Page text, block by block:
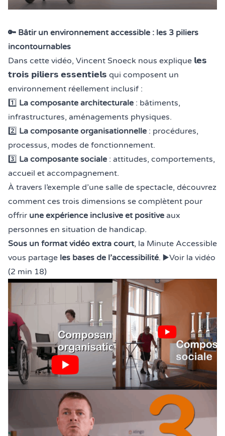
🔑 Bâtir un environnement accessible : les 3 piliers
incontournables
Dans cette vidéo, Vincent Snoeck nous explique 𝗹𝗲𝘀
𝘁𝗿𝗼𝗶𝘀 𝗽𝗶𝗹𝗶𝗲𝗿𝘀 𝗲𝘀𝘀𝗲𝗻𝘁𝗶𝗲𝗹𝘀 qui composent un
environnement réellement inclusif :
1️⃣ La composante architecturale : bâtiments,
infrastructures, aménagements physiques.
2️⃣ La composante organisationnelle : procédures,
processus, modes de fonctionnement.
3️⃣ La composante sociale : attitudes, comportements,
accueil et accompagnement.
À travers l’exemple d’une salle de spectacle, découvrez
comment ces trois dimensions se complètent pour
offrir une expérience inclusive et positive aux
personnes en situation de handicap.
Sous un format vidéo extra court, la Minute Accessible
vous partage les bases de l’accessibilité. ▶️Voir la vidéo
(2 min 18)